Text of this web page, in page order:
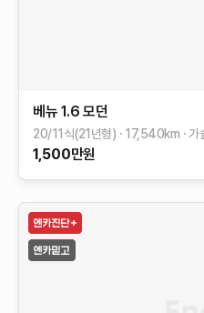
베뉴 1.6 모던
20/11식(21년형) 17,540km 가
1,500만원